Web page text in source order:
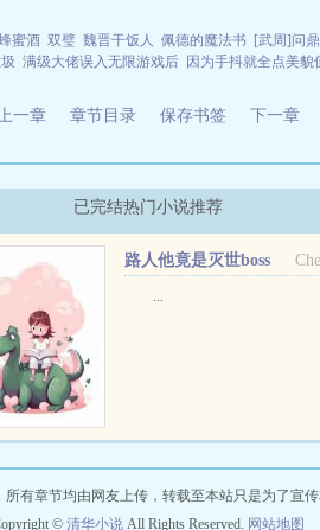
蜜酒 双璧 魏晋干饭人 佩德的魔法书 [武周]问鼎
满级大佬误入无限游戏后 因为手抖就全点美貌
一章 章节目录 保存书签 下一章
已完结热门小说推荐
路人他竟是灭世boss
...
有章节均由网友上传，转载至本站只是为了宣传
© 清华小说 All Rights Reserved. 网站地图